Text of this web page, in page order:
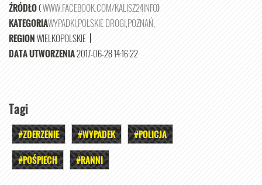
ŹRÓDŁO(WWW.FACEBOOK.COM/KALISZ24INFO)
KATEGORIAWYPADKIPOLSKIE DROGIPOZNAŃ
REGIONWIELKOPOLSKIE |
DATA UTWORZENIA2017-06-28 14:16:22
Tagi
#ZDERZENIE #WYPADEK
#POLICJA
#POŚPIECH
#RANNI